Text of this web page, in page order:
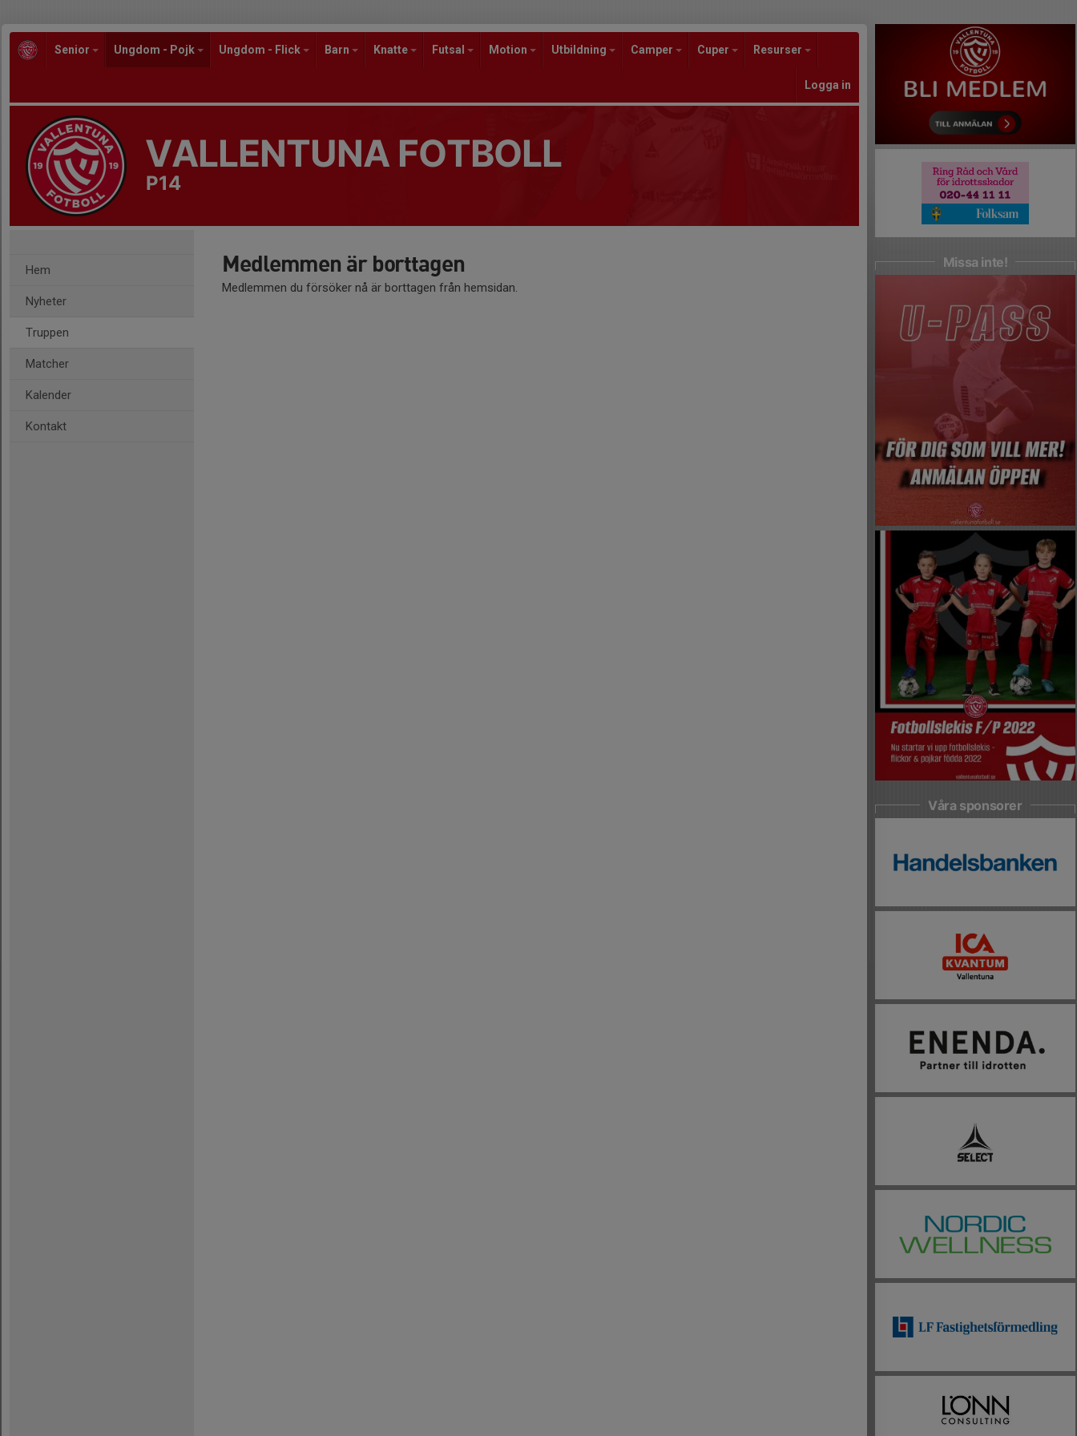
Senior Ungdom - Pojk Ungdom - Flick Barn Knatte Futsal Motion Utbildning Camper Cuper Resurser
Logga in
VALLENTUNA FOTBOLL
P14
Hem
Nyheter
Truppen
Matcher
Kalender
Kontakt
Medlemmen är borttagen
Medlemmen du försöker nå är borttagen från hemsidan.
Missa inte!
Våra sponsorer